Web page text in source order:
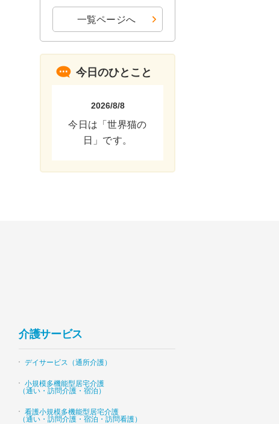
一覧ページへ
今日のひとこと
2026/8/8
今日は「世界猫の
日」です。
介護サービス
デイサービス（通所介護）
小規模多機能型居宅介護
（通い・訪問介護・宿泊）
看護小規模多機能型居宅介護
（通い・訪問介護・宿泊・訪問看護）